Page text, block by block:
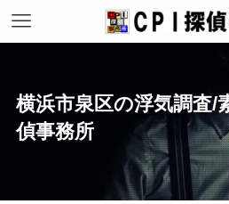
横浜市泉区の浮気調査/
偵事務所